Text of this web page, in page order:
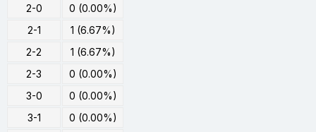
2-0
0 (0.00%)
2-1
1 (6.67%)
2-2
1 (6.67%)
2-3
0 (0.00%)
3-0
0 (0.00%)
3-1
0 (0.00%)